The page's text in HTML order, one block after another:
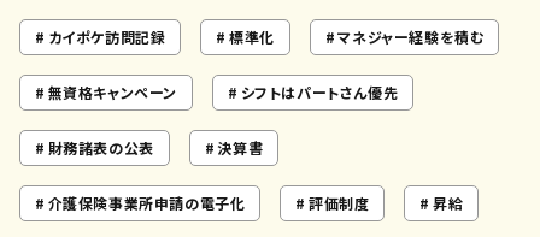
カイポケ訪問記録 標準化 マネジャー経験を積む
無資格キャンペーン シフトはパートさん優先
財務諸表の公表 決算書
介護保険事業所申請の電子化 評価制度 昇給